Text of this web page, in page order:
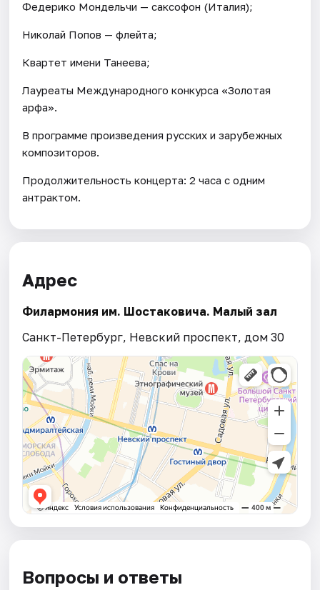
Федерико Мондельчи — саксофон (Италия);
Николай Попов — флейта;
Квартет имени Танеева;
Лауреаты Международного конкурса «Золотая
арфа».
В программе произведения русских и зарубежных
композиторов.
Продолжительность концерта: 2 часа с одним
антрактом.
Адрес
Филармония им. Шостаковича. Малый зал
Санкт-Петербург, Невский проспект, дом 30
Вопросы и ответы